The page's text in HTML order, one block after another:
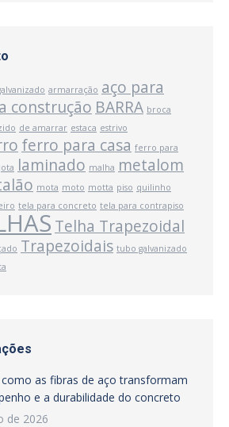
armarração aço para
construção BARRA broca
de amarrar estaca estrivo
ferro para casa ferro para
laminado malha metalom
mota moto motta piso quilinho
tela para concreto tela para contrapiso
Telha Trapezoidal
Trapezoidais tubo galvanizado
como as fibras de aço transformam
e a durabilidade do concreto
de 2026